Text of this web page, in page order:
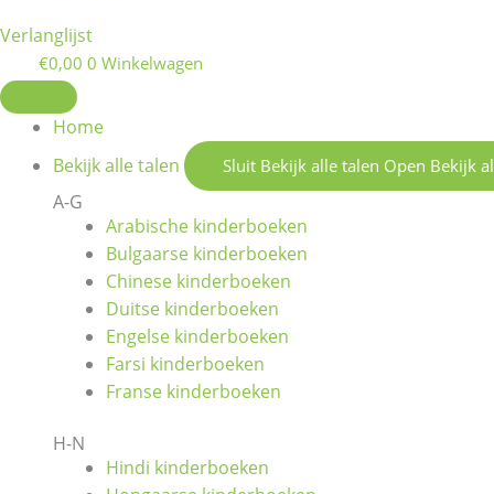
Verlanglijst
€0,00 0 Winkelwagen
Home
Bekijk alle talen
Sluit Bekijk alle talen Open Bekijk
A-G
Arabische kinderboeken
Bulgaarse kinderboeken
Chinese kinderboeken
Duitse kinderboeken
Engelse kinderboeken
Farsi kinderboeken
Franse kinderboeken
H-N
Hindi kinderboeken